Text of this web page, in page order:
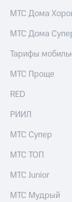
капитал
Контроль
и
аудит
Рынок
акций
Описание
Описание
МТС Дома
МТС Дома
Тарифы
МТС Проще
RED
РИИЛ
МТС Супер
МТС ТОП
МТС Junior
МТС Мудрый